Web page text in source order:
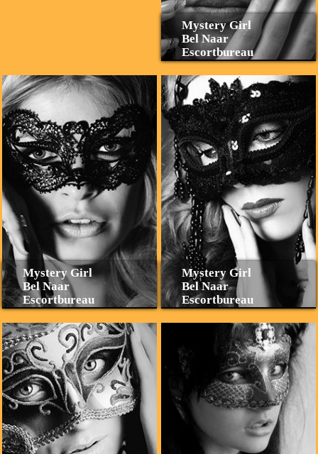
Mystery Girl
Bel Naar
Escortbureau
Mystery Girl
Bel Naar
Escortbureau
Mystery Girl
Bel Naar
Escortbureau